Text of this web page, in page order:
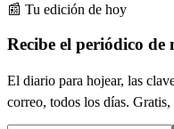
📰 Tu edición de hoy
Recibe el periódico de
El diario para hojear, las
correo, todos los días.